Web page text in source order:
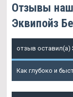
Отзывы
Эквипойз
отзыв оставил(а)
Как глубоко и